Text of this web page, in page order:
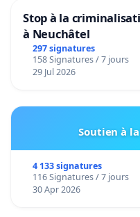
Stop à la
à Neuchâtel
297 signatures
158 Signatures / 7 jours
29 Jul 2026
Soutien à
4 133 signatures
116 Signatures / 7 jours
30 Apr 2026